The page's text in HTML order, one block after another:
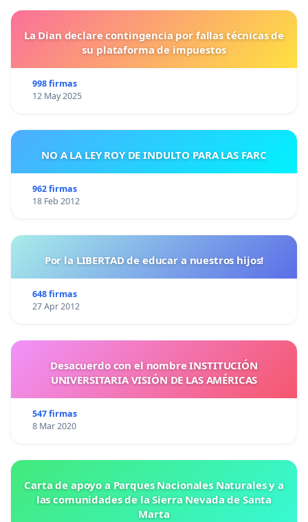
La Dian declare contingencia por fallas técnicas de
su plataforma de impuestos
998 firmas
12 May 2025
NO A LA LEY ROY DE INDULTO PARA LAS FARC
962 firmas
18 Feb 2012
Por la LIBERTAD de educar a nuestros hijos!
648 firmas
27 Apr 2012
Desacuerdo con el nombre INSTITUCIÓN
UNIVERSITARIA VISIÓN DE LAS AMÉRICAS
547 firmas
8 Mar 2020
Carta de apoyo a Parques Nacionales Naturales y a
las comunidades de la Sierra Nevada de Santa
Marta